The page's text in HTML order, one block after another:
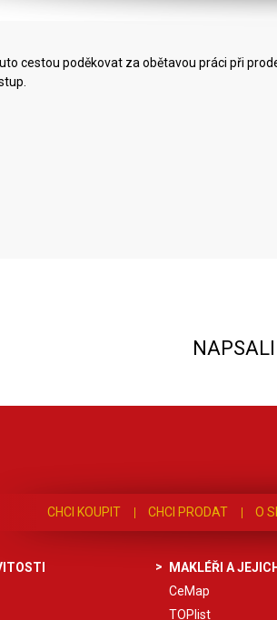
cestou poděkovat za obětavou práci při
CHCI KOUPIT CHCI PRODAT O
MAKLÉŘI A
CeMap
TOPlist